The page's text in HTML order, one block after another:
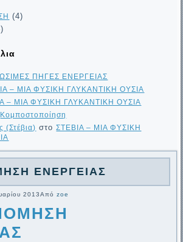
(4)
ΠΗΓΕΣ ΕΝΕΡΓΕΙΑΣ
– ΜΙΑ ΦΥΣΙΚΗ ΓΛΥΚΑΝΤΙΚΗ ΟΥΣΙΑ
– ΜΙΑ ΦΥΣΙΚΗ ΓΛΥΚΑΝΤΙΚΗ ΟΥΣΙΑ
Κομποστοποίηση
(Στέβια) στοΣΤΕΒΙΑ – ΜΙΑ ΦΥΣΙΚΗ
ΕΝΕΡΓΕΙΑΣ
2013Από zoe